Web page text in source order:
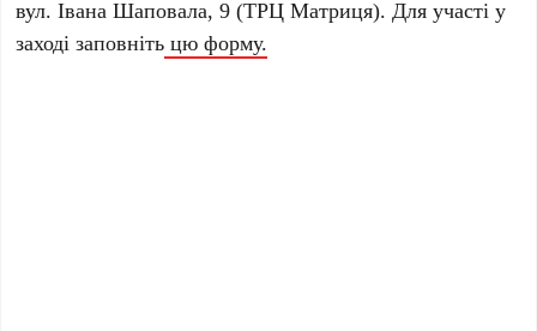
вул. Івана Шаповала, 9 (ТРЦ Матриця). Для участі у
заході заповніть цю форму.